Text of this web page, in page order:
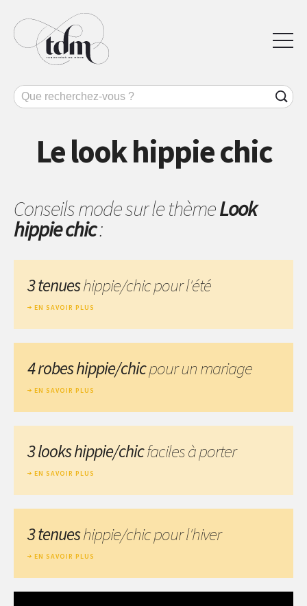
Le look hippie chic
Conseils mode sur le thèmeLook
hippie chic:
3 tenueshippie/chic pour l'été
EN SAVOIR PLUS
4 robes hippie/chicpour un mariage
EN SAVOIR PLUS
3 looks hippie/chicfaciles à porter
EN SAVOIR PLUS
3 tenueshippie/chic pour l'hiver
EN SAVOIR PLUS